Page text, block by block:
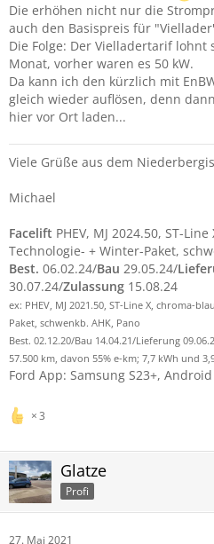
Die erhöhen nicht nur die
auch den Basispreis für
Die Folge: Der Vielladertarif lohnt
Monat, vorher waren es 50 kW.
Da kann ich den kürzlich mit
gleich wieder auflösen, denn
hier vor Ort laden...
Viele Grüße aus dem
Michael
Facelift PHEV, MJ 2024.50, ST-
Technologie- + Winter-Paket,
Best. 06.02.24/Bau 29.05.24/
30.07.24/Zulassung 15.08.24
ex: PHEV, MJ 2021.50, ST-Line X, chroma-
Paket, schwenkb. AHK, Pano
Best. 02.12.20/Bau 14.04.21/Lieferung
57.500 km, davon 55% e-km; 7,7 kWh und
Ford App: Samsung S23+,
3
Glatze
Profi
27. Mai 2021